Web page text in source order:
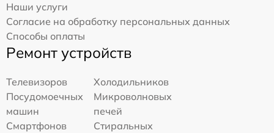
Наши услуги
Согласие на обработку персональных данных
Способы оплаты
Ремонт устройств
Телевизоров
Холодильников
Посудомоечных
машин
Микроволновых
печей
Смартфонов
Стиральных